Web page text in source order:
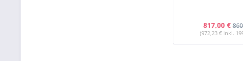
817,00 €
(972,23 € inkl.